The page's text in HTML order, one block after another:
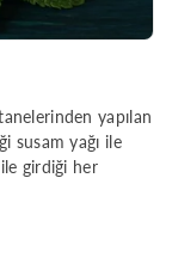
yapılan
susam yağı ile
girdiği her